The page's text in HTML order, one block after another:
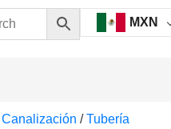
MXN
Canalización /Tubería